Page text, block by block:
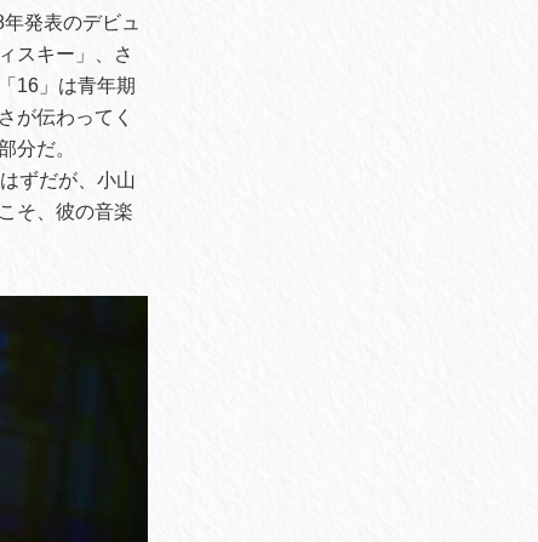
発表のデビュ
スキー」、さ
16」は青年期
が伝わってく
分だ。
ずだが、小山
そ、彼の音楽